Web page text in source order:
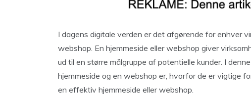
I dagens digitale verden er det afgørende for enhver
webshop. En hjemmeside eller webshop giver
ud til en større målgruppe af potentielle kunder. I
hjemmeside og en webshop er, hvorfor de er vigtige
en effektiv hjemmeside eller webshop.